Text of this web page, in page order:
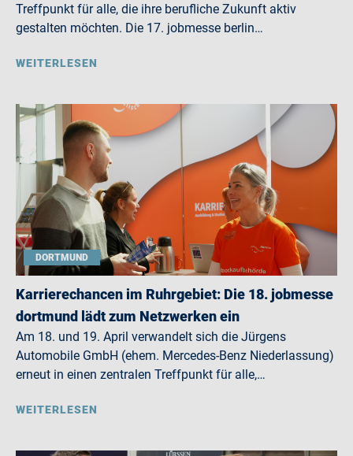
Treffpunkt für alle, die ihre berufliche Zukunft aktiv
gestalten möchten. Die 17. jobmesse berlin…
WEITERLESEN
DORTMUND
Karrierechancen im Ruhrgebiet: Die 18. jobmesse
dortmund lädt zum Netzwerken ein
Am 18. und 19. April verwandelt sich die Jürgens
Automobile GmbH (ehem. Mercedes-Benz Niederlassung)
erneut in einen zentralen Treffpunkt für alle,…
WEITERLESEN